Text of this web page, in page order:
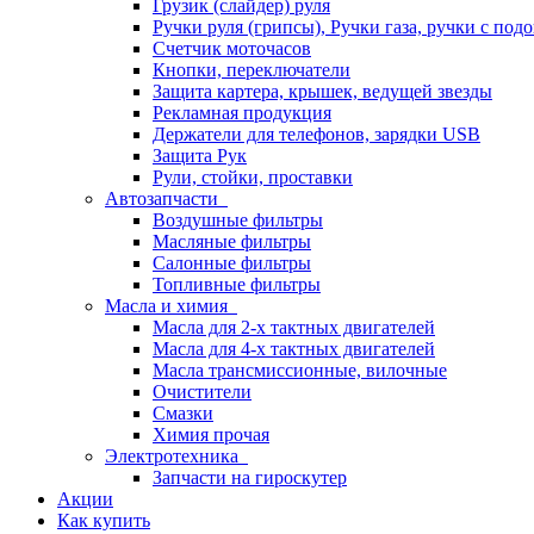
Грузик (слайдер) руля
Ручки руля (грипсы), Ручки газа, ручки с
Счетчик моточасов
Кнопки, переключатели
Защита картера, крышек, ведущей звезды
Рекламная продукция
Держатели для телефонов, зарядки USB
Защита Рук
Рули, стойки, проставки
Автозапчасти
Воздушные фильтры
Масляные фильтры
Салонные фильтры
Топливные фильтры
Масла и химия
Масла для 2-х тактных двигателей
Масла для 4-х тактных двигателей
Масла трансмиссионные, вилочные
Очистители
Смазки
Химия прочая
Электротехника
Запчасти на гироскутер
Акции
Как купить